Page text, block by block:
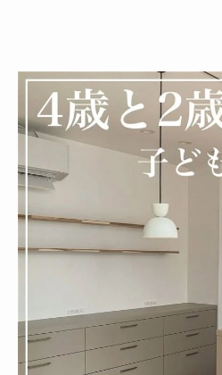
ホテルライク シンプルモダン
キッチン
リビング ダイ
アイ工務店
キッチンハウス / kitchenhouse